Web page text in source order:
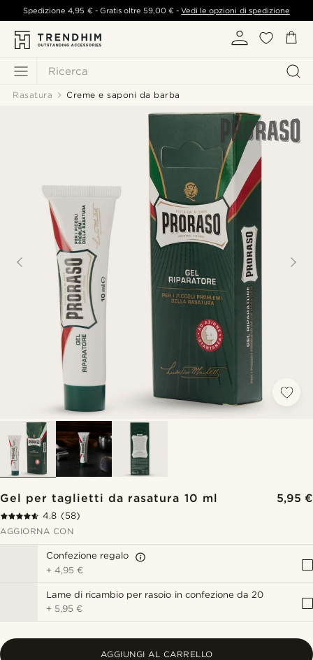
Ricerca
Spedizione4,95 €- Gratis oltre 59,00 € -Vedi le opzioni di spedizione
Rasatura Creme e saponi da barba
Gel per taglietti da rasatura 10 ml 5,95 €
4.8 (58)
AGGIORNA CON
Confezione regalo
+4,95 €
Lame di ricambio per rasoio in confezione da 20
+ 5,95 €
AGGIUNGI AL CARRELLO